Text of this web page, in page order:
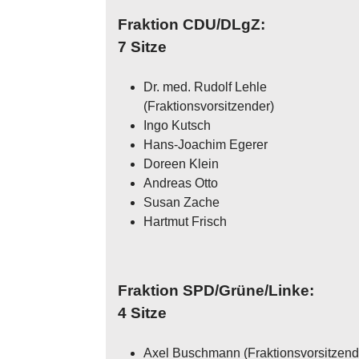
Fraktion CDU/DLgZ:
7 Sitze
Dr. med. Rudolf Lehle
(Fraktionsvorsitzender)
Ingo Kutsch
Hans-Joachim Egerer
Doreen Klein
Andreas Otto
Susan Zache
Hartmut Frisch
Fraktion SPD/Grüne/Linke:
4 Sitze
Axel Buschmann